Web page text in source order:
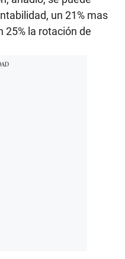
un 21% mas
25% la rotación de